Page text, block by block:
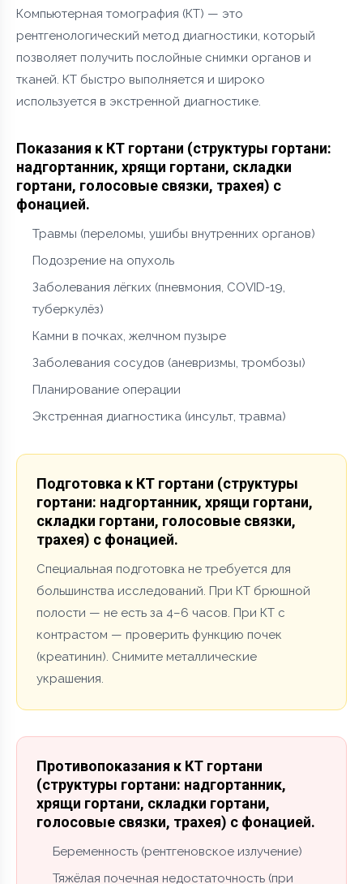
Компьютерная томография (КТ) — это
рентгенологический метод диагностики, который
позволяет получить послойные снимки органов и
тканей. КТ быстро выполняется и широко
используется в экстренной диагностике.
Показания к КТ гортани (структуры гортани:
надгортанник, хрящи гортани, складки
гортани, голосовые связки, трахея) с
фонацией.
Травмы (переломы, ушибы внутренних органов)
Подозрение на опухоль
Заболевания лёгких (пневмония, COVID-19,
туберкулёз)
Камни в почках, желчном пузыре
Заболевания сосудов (аневризмы, тромбозы)
Планирование операции
Экстренная диагностика (инсульт, травма)
Подготовка к КТ гортани (структуры
гортани: надгортанник, хрящи гортани,
складки гортани, голосовые связки,
трахея) с фонацией.
Специальная подготовка не требуется для
большинства исследований. При КТ брюшной
полости — не есть за 4–6 часов. При КТ с
контрастом — проверить функцию почек
(креатинин). Снимите металлические
украшения.
Противопоказания к КТ гортани
(структуры гортани: надгортанник,
хрящи гортани, складки гортани,
голосовые связки, трахея) с фонацией.
Беременность (рентгеновское излучение)
Тяжёлая почечная недостаточность (при